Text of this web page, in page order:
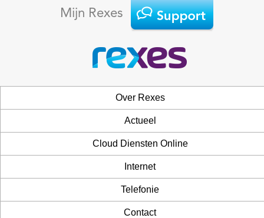
Mijn Rexes
Over Rexes
Actueel
Cloud Diensten Online
Internet
Telefonie
Contact